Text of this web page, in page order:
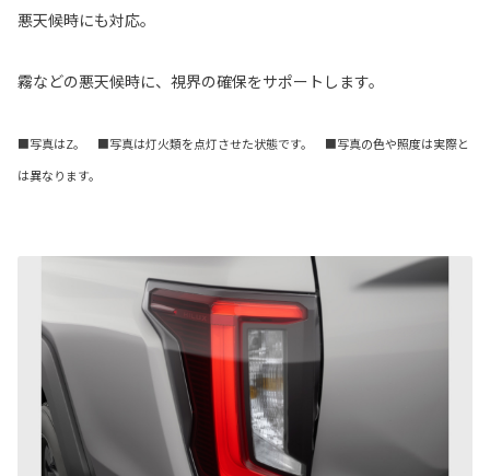
悪天候時にも対応。
霧などの悪天候時に、視界の確保をサポートします。
■写真はZ。 ■写真は灯火類を点灯させた状態です。 ■写真の色や照度は実際と
は異なります。